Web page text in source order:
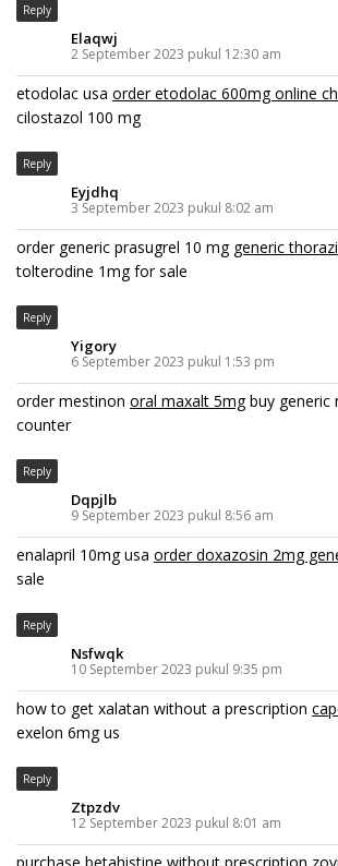
Reply
Elaqwj
2 September 2023 pukul 12:30 am
etodolac usa order etodolac 600mg online
cilostazol 100 mg
Reply
Eyjdhq
3 September 2023 pukul 8:02 am
order generic prasugrel 10 mg generic
tolterodine 1mg for sale
Reply
Yigory
6 September 2023 pukul 1:53 pm
order mestinon oral maxalt 5mgbuy generic
counter
Reply
Dqpjlb
9 September 2023 pukul 8:56 am
enalapril 10mg usa order doxazosin 2mg
sale
Reply
Nsfwqk
10 September 2023 pukul 9:35 pm
how to get xalatan without a prescription
exelon 6mg us
Reply
Ztpzdv
12 September 2023 pukul 8:01 am